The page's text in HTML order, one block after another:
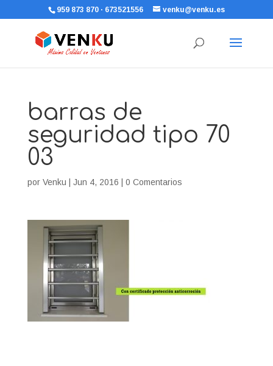
959 873 870 · 673521556 venku@venku.es
barras de
seguridad tipo 70
03
por Venku Jun 4, 2016 0 Comentarios